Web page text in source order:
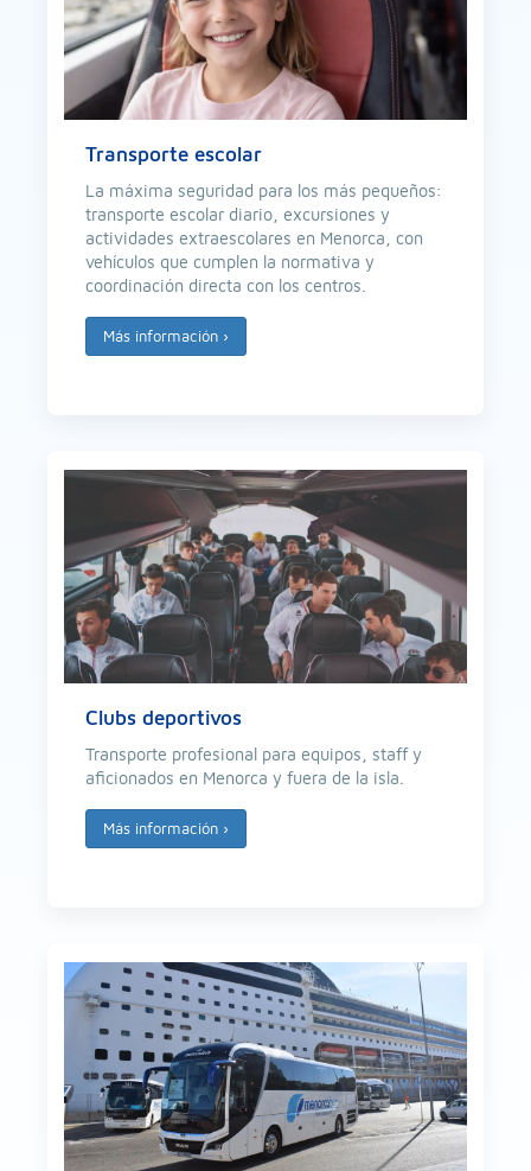
Transporte escolar
La máxima seguridad para los más pequeños:
transporte escolar diario, excursiones y
actividades extraescolares en Menorca, con
vehículos que cumplen la normativa y
coordinación directa con los centros.
Más información ›
Clubs deportivos
Transporte profesional para equipos, staff y
aficionados en Menorca y fuera de la isla.
Más información ›